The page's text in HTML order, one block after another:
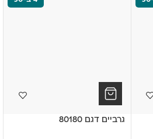
גרביים דגם 80180